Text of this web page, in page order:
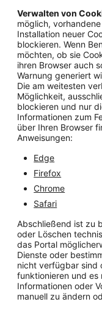
Verwalten von
möglich,
Installation neuer
blockieren. Wenn
möchten, ob sie
ihren Browser auch
Warnung generiert
Die am weitesten
Möglichkeit,
blockieren und nur
Informationen zum
über Ihren Browser
Anweisungen:
Edge
Firefox
Chrome
Safari
Abschließend ist zu
oder Löschen
das Portal
Dienste oder
nicht verfügbar sind
funktionieren und es
Informationen oder
manuell zu ändern